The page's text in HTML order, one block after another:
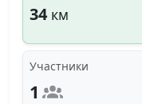
34 км
Участники
1